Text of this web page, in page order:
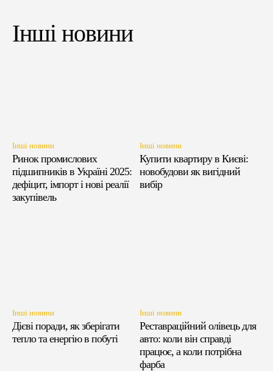
Інші новини
Інші новини
Ринок промислових
підшипників в Україні 2025:
дефіцит, імпорт і нові реалії
закупівель
Інші новини
Купити квартиру в Києві:
новобудови як вигідний
вибір
Інші новини
Дієві поради, як зберігати
тепло та енергію в побуті
Інші новини
Реставраційний олівець для
авто: коли він справді
працює, а коли потрібна
фарба